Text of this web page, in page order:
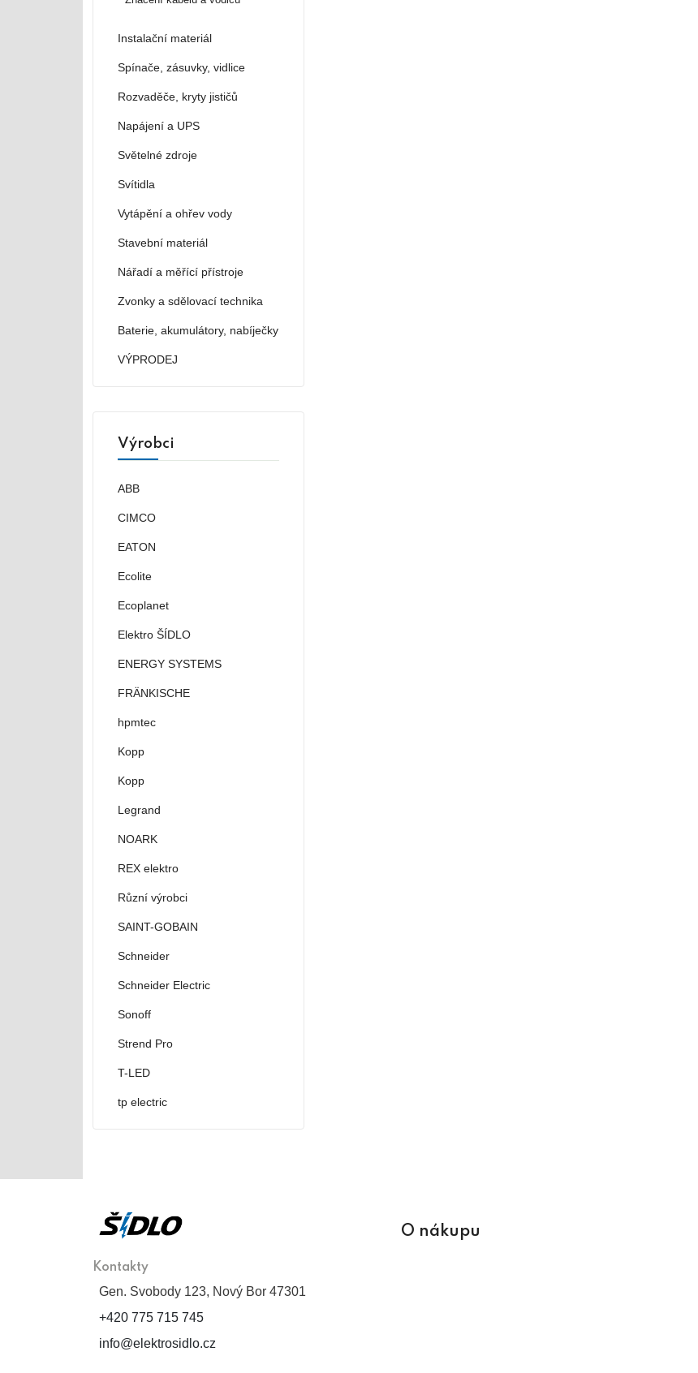
Instalační materiál
Spínače, zásuvky, vidlice
Rozvaděče, kryty jističů
Napájení a UPS
Světelné zdroje
Svítidla
Vytápění a ohřev vody
Stavební materiál
Nářadí a měřící přístroje
Zvonky a sdělovací technika
Baterie, akumulátory, nabíječky
VÝPRODEJ
Výrobci
ABB
CIMCO
EATON
Ecolite
Ecoplanet
Elektro ŠÍDLO
ENERGY SYSTEMS
FRÄNKISCHE
hpmtec
Kopp
Kopp
Legrand
NOARK
REX elektro
Různí výrobci
SAINT-GOBAIN
Schneider
Schneider Electric
Sonoff
Strend Pro
T-LED
tp electric
Kontakty
Gen. Svobody 123, Nový Bor 47301
+420 775 715 745
info@elektrosidlo.cz
O nákupu